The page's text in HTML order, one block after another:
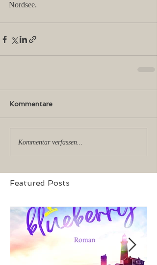
Nordsee.
Kommentare
Kommentar verfassen...
Featured Posts